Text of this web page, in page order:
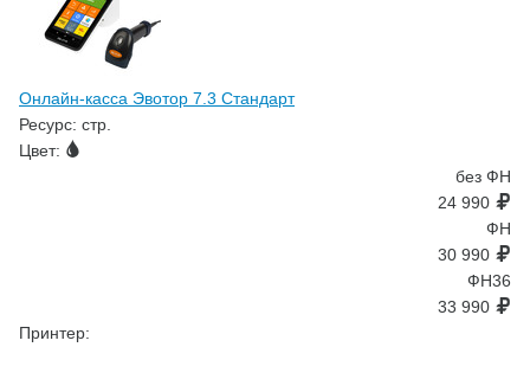
Онлайн-касса Эвотор 7.3 Стандарт
Ресурс: стр.
Цвет:
без ФН
24 990
ФН
30 990
ФН36
33 990
Принтер: